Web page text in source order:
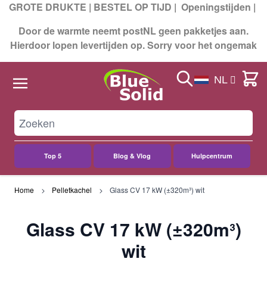
GROTE DRUKTE | BESTEL OP TIJD | Openingstijden |
Door de warmte neemt postNL geen pakketjes aan.
Hierdoor lopen levertijden op. Sorry voor het ongemak
Top 5 Blog & Vlog Hulpcentrum
Search NL Cart
Home Pelletkachel Glass CV 17 kW (±320m³) wit
Glass CV 17 kW (±320m³)
wit